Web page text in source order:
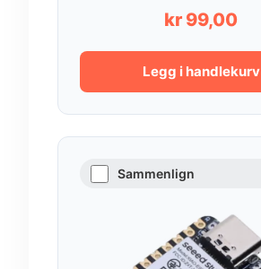
kr 99,00
Legg i handlekurv
Sammenlign